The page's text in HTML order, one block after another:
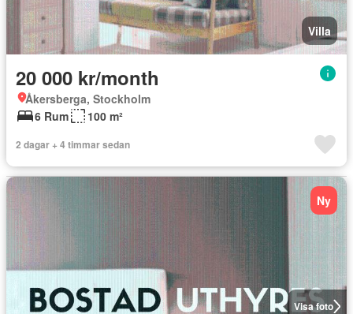
Villa
20 000 kr/month
Åkersberga, Stockholm
6 Rum
100 m²
2 dagar + 4 timmar sedan
Visa foto
Ny